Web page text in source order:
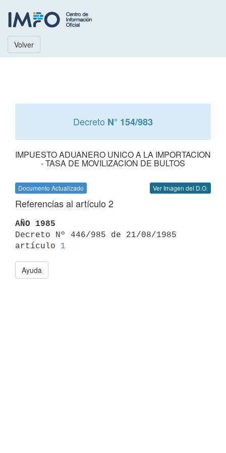
Volver
Decreto N° 154/983
IMPUESTO ADUANERO UNICO A LA IMPORTACION
- TASA DE MOVILIZACION DE BULTOS
Documento Actualizado Ver Imagen del D.O.
Referencias al artículo 2
AÑO 1985
Decreto Nº 446/985 de 21/08/1985
artículo 1
Ayuda